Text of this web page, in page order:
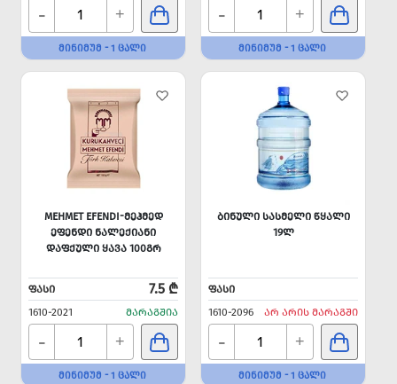
- +
ᲛᲘᲜᲘᲛᲣᲛ - 1 ᲪᲐᲚᲘ
- +
ᲛᲘᲜᲘᲛᲣᲛ - 1 ᲪᲐᲚᲘ
MEHMET EFENDI-ᲛᲔᲰᲛᲔᲓ
ᲔᲤᲔᲜᲓᲘ ᲜᲐᲚᲔᲥᲘᲐᲜᲘ
ᲓᲐᲤᲥᲣᲚᲘ ᲧᲐᲕᲐ 100ᲒᲠ
ᲤᲐᲡᲘ 7.5 ₾
1610-2021 ᲛᲐᲠᲐᲒᲨᲘᲐ
- +
ᲛᲘᲜᲘᲛᲣᲛ - 1 ᲪᲐᲚᲘ
ᲑᲘᲜᲣᲚᲘ ᲡᲐᲡᲛᲔᲚᲘ ᲬᲧᲐᲚᲘ
19Ლ
ᲤᲐᲡᲘ
1610-2096
ᲐᲠ ᲐᲠᲘᲡ ᲛᲐᲠᲐᲒᲨᲘ
- +
ᲛᲘᲜᲘᲛᲣᲛ - 1 ᲪᲐᲚᲘ